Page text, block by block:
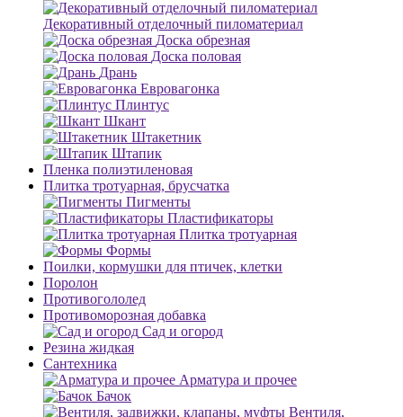
Декоративный отделочный пиломатериал
Доска обрезная
Доска половая
Дрань
Евровагонка
Плинтус
Шкант
Штакетник
Штапик
Пленка полиэтиленовая
Плитка тротуарная, брусчатка
Пигменты
Пластификаторы
Плитка тротуарная
Формы
Поилки, кормушки для птичек, клетки
Поролон
Противогололед
Противоморозная добавка
Сад и огород
Резина жидкая
Сантехника
Арматура и прочее
Бачок
Вентиля,